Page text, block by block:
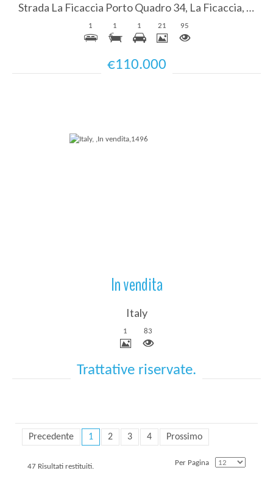
Strada La Ficaccia Porto Quadro 34, La Ficaccia, Santa Teresa Gallura, SS, Sardegna, Italy
1 1 1 21 95
€110.000
In vendita
Italy
1 83
Trattative riservate.
Precedente 1 2 3 4 Prossimo
47 Risultati restituiti. Per Pagina